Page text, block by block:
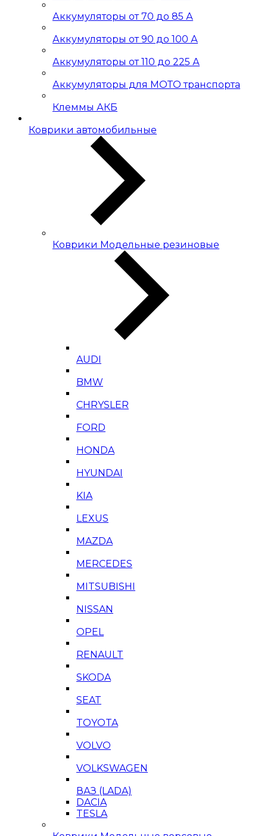
Аккумуляторы от 70 до 85 А
Аккумуляторы от 90 до 100 А
Аккумуляторы от 110 до 225 А
Аккумуляторы для МОТО транспорта
Клеммы АКБ
Коврики автомобильные
Коврики Модельные резиновые
AUDI
BMW
CHRYSLER
FORD
HONDA
HYUNDAI
KIA
LEXUS
MAZDA
MERCEDES
MITSUBISHI
NISSAN
OPEL
RENAULT
SKODA
SEAT
TOYOTA
VOLVO
VOLKSWAGEN
ВАЗ (LADA)
DACIA
TESLA